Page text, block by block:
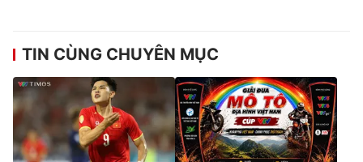
TIN CÙNG CHUYÊN MỤC